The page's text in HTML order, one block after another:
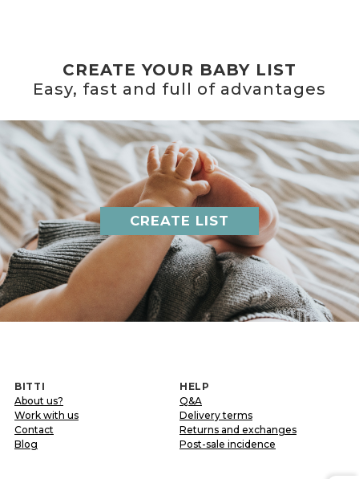
CREATE YOUR BABY LIST
Easy, fast and full of advantages
CREATE LIST
BITTI
About us?
Work with us
Contact
Blog
HELP
Q&A
Delivery terms
Returns and exchanges
Post-sale incidence